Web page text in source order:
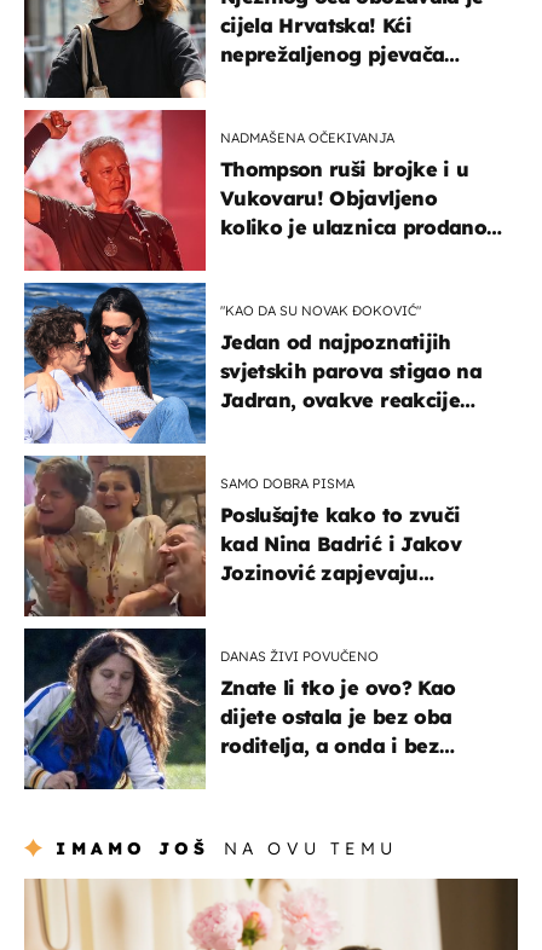
cijela Hrvatska! Kći
neprežaljenog pjevača
NADMAŠENA OČEKIVANJA
Thompson ruši brojke i u
Vukovaru! Objavljeno
koliko je ulaznica prodano
"KAO DA SU NOVAK ĐOKOVIĆ"
Jedan od najpoznatijih
svjetskih parova stigao na
Jadran, ovakve reakcije
SAMO DOBRA PISMA
Poslušajte kako to zvuči
kad Nina Badrić i Jakov
Jozinović zapjevaju
DANAS ŽIVI POVUČENO
Znate li tko je ovo? Kao
dijete ostala je bez oba
roditelja, a onda i bez
IMAMO JOŠ NA OVU TEMU
moda & ljepota